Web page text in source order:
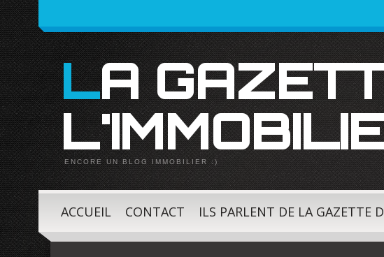
LA GAZETTE DE
ENCORE UN BLOG IMMOBILIER :)
ACCUEIL CONTACT ILS PARLENT DE LA GAZETTE